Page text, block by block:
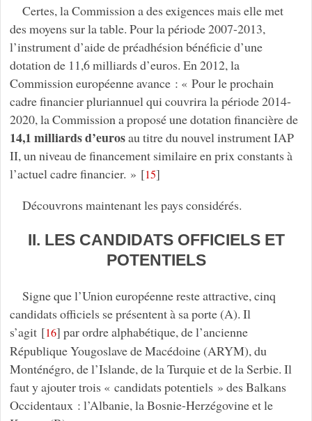
Certes, la Commission a des exigences mais elle met
des moyens sur la table. Pour la période 2007-2013,
l’instrument d’aide de préadhésion bénéficie d’une
dotation de 11,6 milliards d’euros. En 2012, la
Commission européenne avance : « Pour le prochain
cadre financier pluriannuel qui couvrira la période 2014-
2020, la Commission a proposé une dotation financière de
14,1 milliards d’eurosau titre du nouvel instrument IAP
II, un niveau de financement similaire en prix constants à
l’actuel cadre financier. » [15]
Découvrons maintenant les pays considérés.
II. LES CANDIDATS OFFICIELS ET
POTENTIELS
Signe que l’Union européenne reste attractive, cinq
candidats officiels se présentent à sa porte (A). Il
s’agit[16] par ordre alphabétique, de l’ancienne
République Yougoslave de Macédoine (ARYM), du
Monténégro, de l’Islande, de la Turquie et de la Serbie. Il
faut y ajouter trois « candidats potentiels » des Balkans
Occidentaux : l’Albanie, la Bosnie-Herzégovine et le